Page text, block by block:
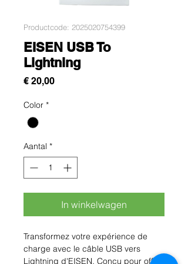
Productcode: 2025020754399
EISEN USB To
Lightning
€ 20,00Prijs
Color *
Aantal *
In winkelwagen
Transformez votre expérience de
charge avec le câble USB vers
Lightning d'EISEN. Conçu pour offrir